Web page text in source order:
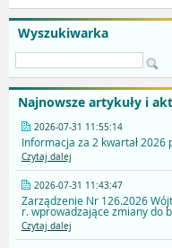
Wyszukiwarka
Najnowsze artykuły i
2026-07-31 11:55:14
Informacja za 2 kwartał
Czytaj dalej
2026-07-31 11:43:47
Zarządzenie Nr 126.2026
r. wprowadzające zmiany do
Czytaj dalej